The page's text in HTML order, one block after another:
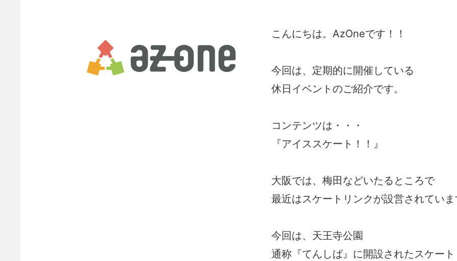
こんにちは。AzOneです！！
今回は、定期的に開催している
休日イベントのご紹介です。
コンテンツは・・・
『アイススケート！！』
大阪では、梅田などいたるところで
最近はスケートリンクが設営されてい
今回は、天王寺公園
通称『てんしば』に開設されたスケー